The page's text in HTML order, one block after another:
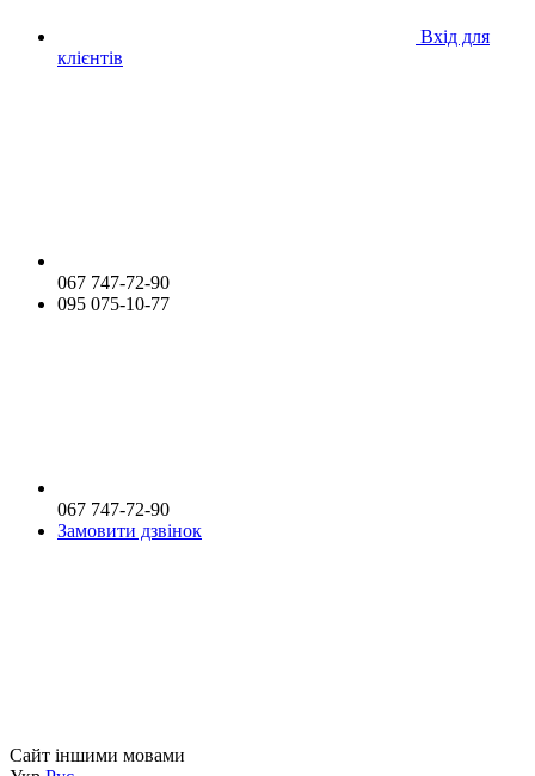
Вхід для
клієнтів
067 747-72-90
095 075-10-77
067 747-72-90
Замовити дзвінок
Сайт іншими мовами